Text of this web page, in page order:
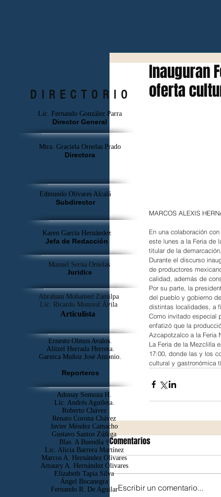
Inauguran
oferta
MARCOS ALEXIS
En una colaboración
este lunes a la Feria de
titular de la
Durante el discurso
de productores
calidad, además de
Por su parte, la
del pueblo y gobierno
distintas localidades, a
Como invitado especial
enfatizó que la
Azcapotzalco a la Feria
La Feria de la Mezclilla
17:00, donde las y los
cultural y gastronómica
Comentarios
Escribir un comentario...
DIRECTORIO
Lic. Fernando González Parra
Director General
Mtra. Graciela Ornelas Prado
Directora
Edmundo Olivares Alcalá
Subdirector
Karen García Hernández
Jefa de Redacción
Manuel Serna Ornelas
Jurídico
Abraham Mohamed Zamilpa
Lic. Ricardo Monreal Ávila
Articulista
Ernesto Olmos Avalos.
Alitzel Herrada Herrera.
Garnica Muñoz José Antonio.
Reporteros
Adonay Somoza H.
Lic. Andrés Aguilera.
Roberto Chávez
Renato Corona Chávez
Javier Méndez Camacho
Gustavo Santos Zúñiga
Blas. A Buendía †
​Lic. Alicia Barrera Martínez
Marcos A. Hernández Olivares
Amaury A. Hernández Olivares
Elizabeth Tapia Silva
Ángel Bocanegra
Fernando R. De Aguilar